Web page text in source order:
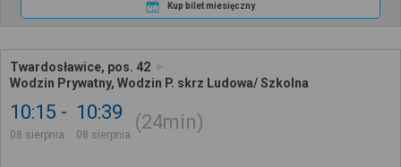
Kup bilet miesięczny
Twardosławice, pos. 42
Wodzin Prywatny, Wodzin P. skrz Ludowa/ Szkolna
10:15
08 sierpnia
10:39
08 sierpnia
24min